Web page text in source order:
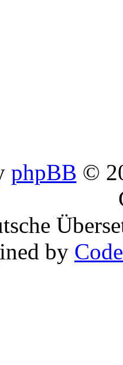
phpBB ©
by